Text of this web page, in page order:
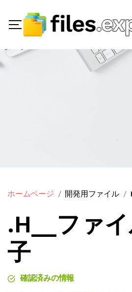
ホームページ 開発用ファイル
.H__ファ
子
確認済みの情報